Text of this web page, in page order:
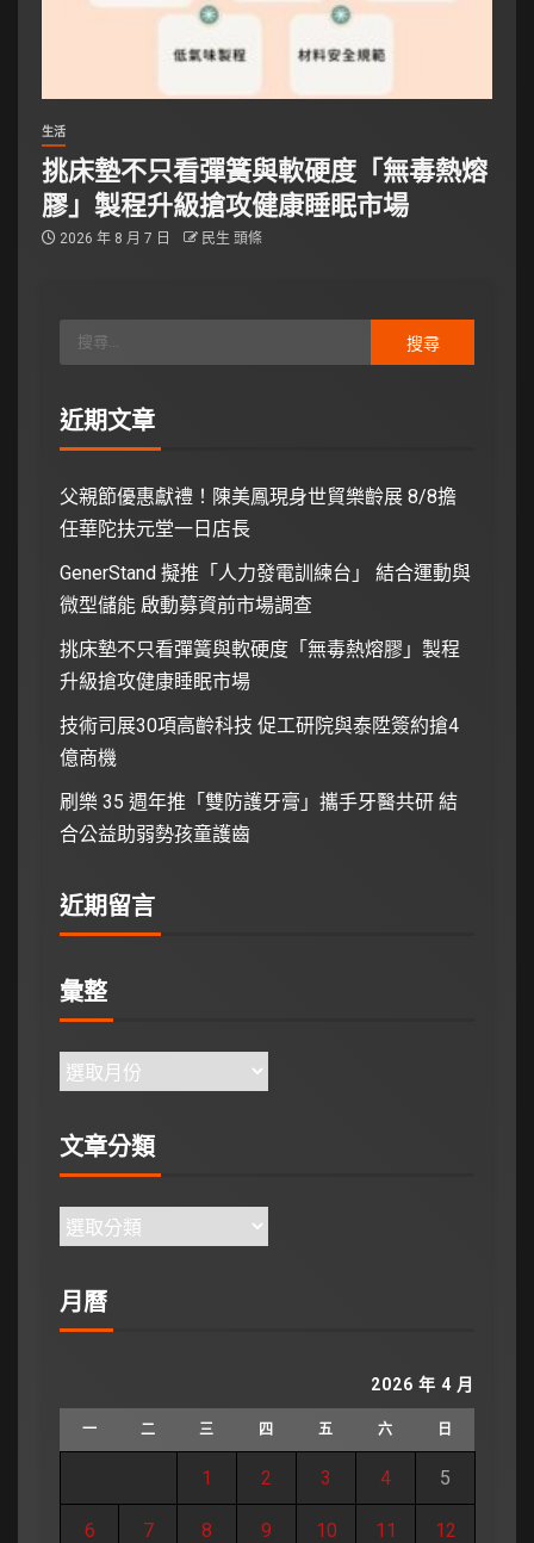
生活
挑床墊不只看彈簧與軟硬度「無毒熱熔
膠」製程升級搶攻健康睡眠市場
2026 年 8 月 7 日 民生 頭條
近期文章
父親節優惠獻禮！陳美鳳現身世貿樂齡展 8/8擔
任華陀扶元堂一日店長
GenerStand 擬推「人力發電訓練台」 結合運動與
微型儲能 啟動募資前市場調查
挑床墊不只看彈簧與軟硬度「無毒熱熔膠」製程
升級搶攻健康睡眠市場
技術司展30項高齡科技 促工研院與泰陞簽約搶4
億商機
刷樂 35 週年推「雙防護牙膏」攜手牙醫共研 結
合公益助弱勢孩童護齒
近期留言
彙整
文章分類
月曆
2026 年 4 月
一 二 三 四 五 六 日
1 2 3 4 5
6 7 8 9 10 11 12